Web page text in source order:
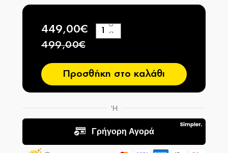
449,00€
499,00€
−
+
Προσθήκη στο καλάθι